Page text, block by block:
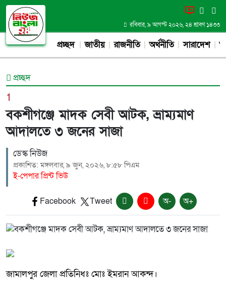
রবিবার, ৯ আগস্ট ২০২৬, ২৪ শ্রাবণ ১৪৩৩
প্রচ্ছদ জাতীয় রাজনীতি অর্থনীতি সারাদেশ
প্রচ্ছদ
1
বকশীগঞ্জে মাদক সেবী আটক, ভ্রাম্যমাণ
আদালতে ৩ জনের সাজা
ডেস্ক নিউজ
প্রকাশিত: মঙ্গলবার, ৯ জুন, ২০২৬, ৮:৫৮ পিএম
ই-পেপার প্রিন্ট ভিউ
Facebook Tweet অ- অ+
জামালপুর জেলা প্রতিনিধঃ মোঃ ইমরান আকন্দ।